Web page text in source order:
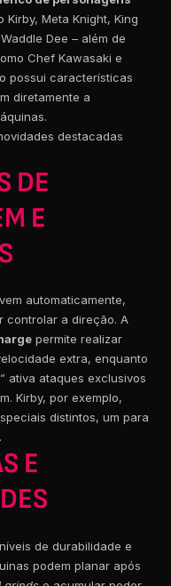
Kirby, Meta Knight, King
Dee – além de
Chef Kawasaki e
possui características
diretamente a
destacadas
DE
E
automaticamente,
controlar a direção. A
permite realizar
extra, enquanto
ativa ataques exclusivos
Kirby, por exemplo,
distintos, um para
E
de durabilidade e
podem planar após